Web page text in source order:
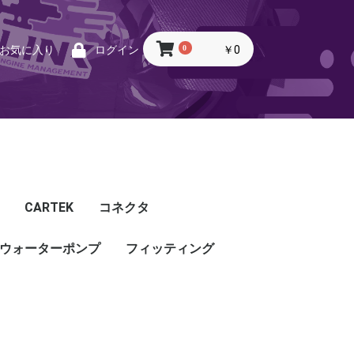
気に入り ログイン 0 ￥0
CARTEK
CARTEK
コネクタ
Lambda
Ignition
Injector
Throttle. Accele
Honda
Subaru
Toyota
Mazda
Mitsubishi
Nissan
Porsche
その他
ウォーターポンプ フィッティング